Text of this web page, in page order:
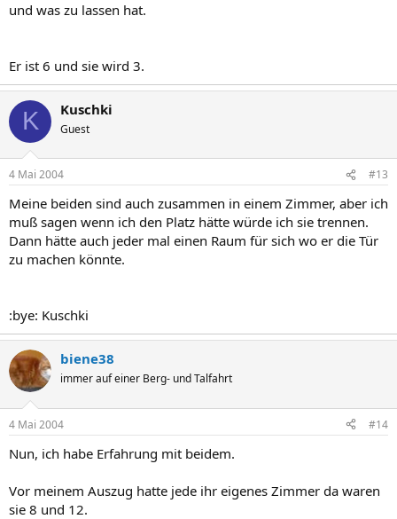
und was zu lassen hat.
Er ist 6 und sie wird 3.
K Kuschki
Guest
4 Mai 2004 #13
Meine beiden sind auch zusammen in einem Zimmer, aber ich
muß sagen wenn ich den Platz hätte würde ich sie trennen.
Dann hätte auch jeder mal einen Raum für sich wo er die Tür
zu machen könnte.
:bye: Kuschki
biene38
immer auf einer Berg- und Talfahrt
4 Mai 2004 #14
Nun, ich habe Erfahrung mit beidem.
Vor meinem Auszug hatte jede ihr eigenes Zimmer da waren
sie 8 und 12.